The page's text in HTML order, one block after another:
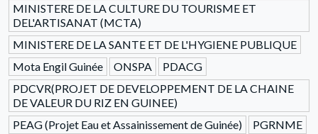
MINISTERE DE LA CULTURE DU TOURISME ET
DEL'ARTISANAT (MCTA)
MINISTERE DE LA SANTE ET DE L'HYGIENE PUBLIQUE
Mota Engil Guinée
ONSPA
PDACG
PDCVR(PROJET DE DEVELOPPEMENT DE LA CHAINE
DE VALEUR DU RIZ EN GUINEE)
PEAG (Projet Eau et Assainissement de Guinée)
PGRNME